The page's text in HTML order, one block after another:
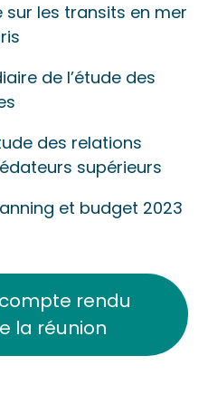
sur les transits en mer
de l’étude des
des relations
supérieurs
et budget 2023
rendu
la réunion